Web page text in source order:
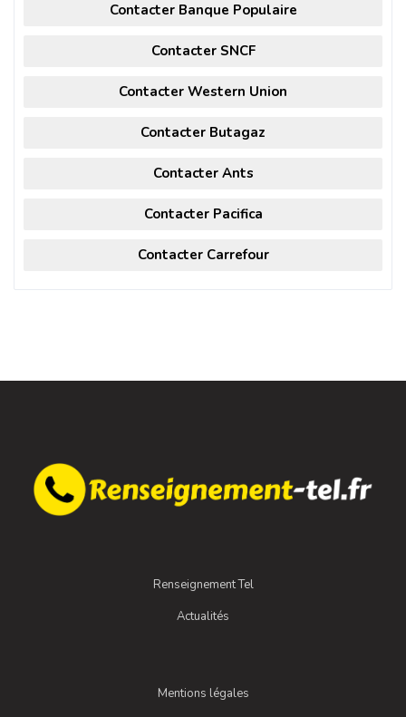
Contacter Banque Populaire
Contacter SNCF
Contacter Western Union
Contacter Butagaz
Contacter Ants
Contacter Pacifica
Contacter Carrefour
Renseignement Tel
Actualités
Mentions légales